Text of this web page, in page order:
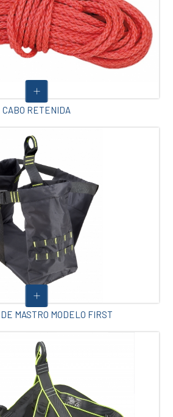
CABO RETENIDA
MASTRO MODELO FIRST